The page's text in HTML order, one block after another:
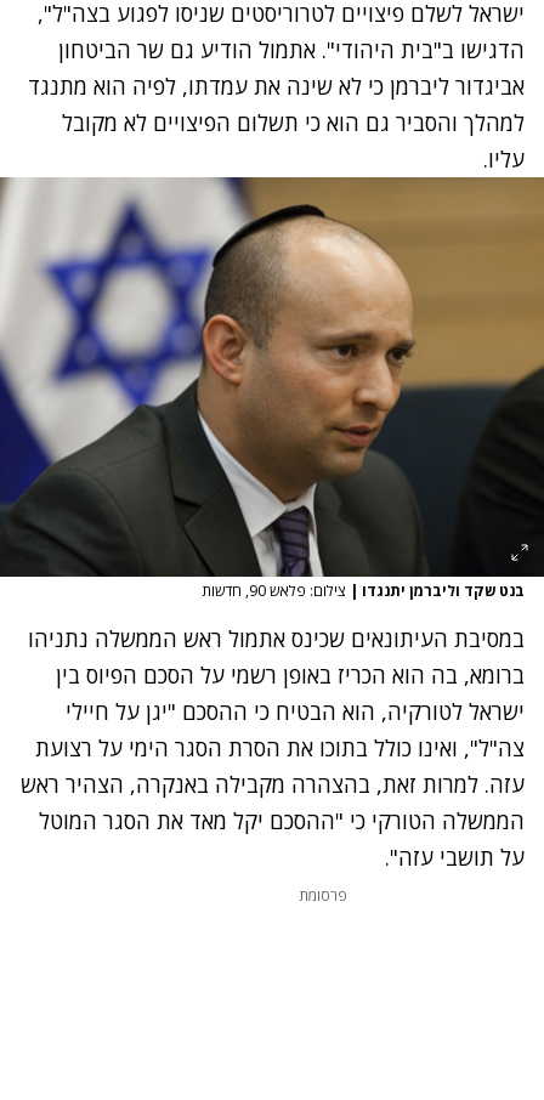
ישראל לשלם פיצויים לטרוריסטים שניסו לפגוע בצה"ל",
הדגישו ב"בית היהודי". אתמול הודיע גם שר הביטחון
אביגדור ליברמן כי לא שינה את עמדתו, לפיה הוא מתנגד
למהלך והסביר גם הוא כי תשלום הפיצויים לא מקובל
עליו.
בנט שקד וליברמן יתנגדו | צילום: פלאש 90, חדשות
במסיבת העיתונאים שכינס אתמול ראש הממשלה נתניהו
ברומא, בה הוא הכריז באופן רשמי על הסכם הפיוס בין
ישראל לטורקיה, הוא הבטיח כי ההסכם "יגן על חיילי
צה"ל", ואינו כולל בתוכו את הסרת הסגר הימי על רצועת
עזה. למרות זאת, בהצהרה מקבילה באנקרה, הצהיר ראש
הממשלה הטורקי כי "ההסכם יקל מאד את הסגר המוטל
על תושבי עזה".
פרסומת